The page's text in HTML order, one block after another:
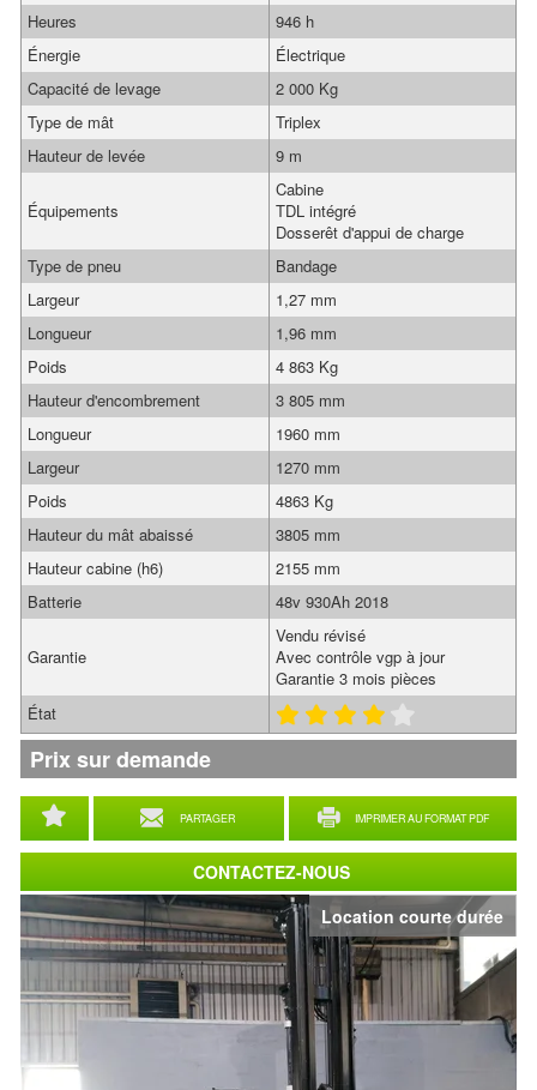
Location courte durée
PARTAGER IMPRIMER AU FORMAT PDF
Heures
946 h
Énergie
Électrique
Capacité de levage
2 000 Kg
Type de mât
Triplex
Hauteur de levée
9 m
Équipements
Cabine
TDL intégré
Dosserêt d'appui de charge
Type de pneu
Bandage
Largeur
1,27 mm
Longueur
1,96 mm
Poids
4 863 Kg
Hauteur d'encombrement
3 805 mm
Longueur
1960 mm
Largeur
1270 mm
Poids
4863 Kg
Hauteur du mât abaissé
3805 mm
Hauteur cabine (h6)
2155 mm
Batterie
48v 930Ah 2018
Garantie
Vendu révisé
Avec contrôle vgp à jour
Garantie 3 mois pièces
État
Prix sur demande
CONTACTEZ-NOUS